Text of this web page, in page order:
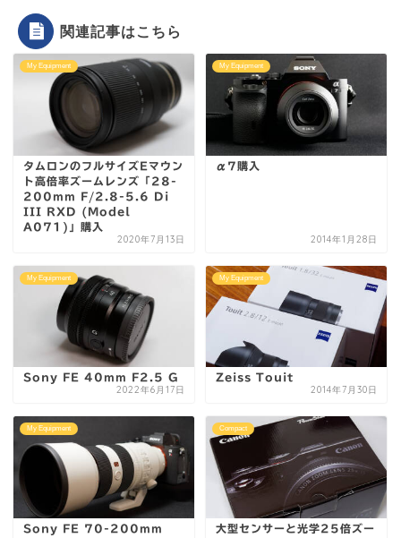
関連記事はこちら
My Equipment
タムロンのフルサイズEマウン
ト高倍率ズームレンズ「28-
200mm F/2.8-5.6 Di
III RXD (Model
A071)」購入
2020年7月13日
My Equipment
α7購入
2014年1月28日
My Equipment
Sony FE 40mm F2.5 G
2022年6月17日
My Equipment
Zeiss Touit
2014年7月30日
My Equipment
Sony FE 70-200mm
Compact
大型センサーと光学25倍ズー